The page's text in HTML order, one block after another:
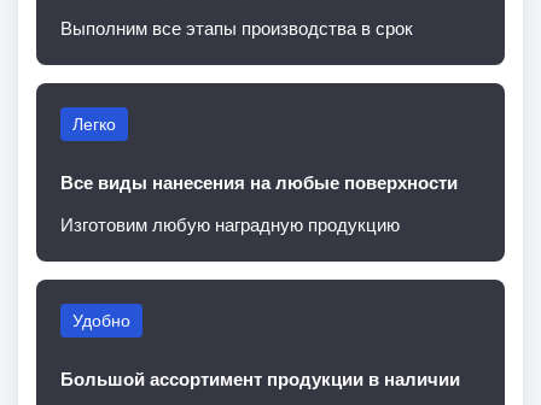
Выполним все этапы производства в срок
Легко
Все виды нанесения на любые поверхности
Изготовим любую наградную продукцию
Удобно
Большой ассортимент продукции в наличии